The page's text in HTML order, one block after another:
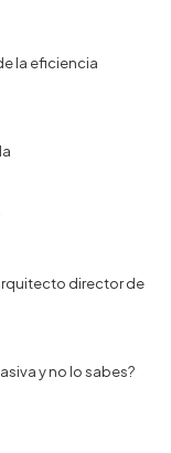
la eficiencia
director de
y no lo sabes?